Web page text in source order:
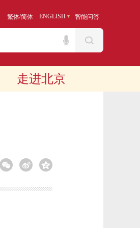
繁体/简体 ENGLISH 智能问答
走进北京